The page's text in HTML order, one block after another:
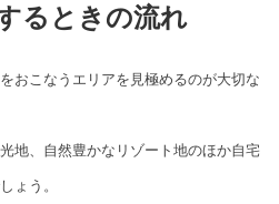
るときの流れ
おこなうエリアを見極めるのが大切な
地、自然豊かなリゾート地のほか自宅
ょう。